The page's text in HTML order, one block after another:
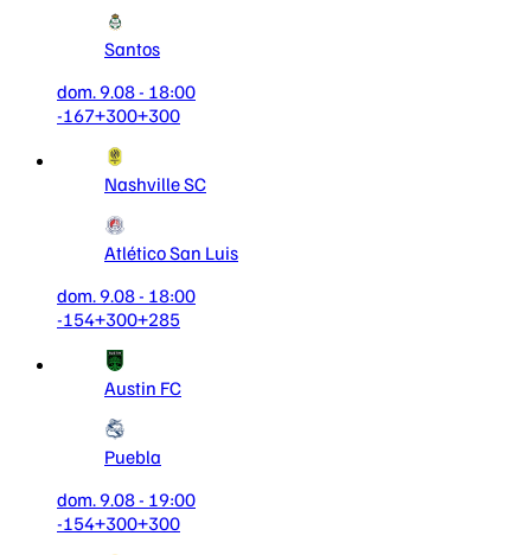
Santos
dom. 9.08 - 18:00
-167+300+300
Nashville SC
Atlético San Luis
dom. 9.08 - 18:00
-154+300+285
Austin FC
Puebla
dom. 9.08 - 19:00
-154+300+300